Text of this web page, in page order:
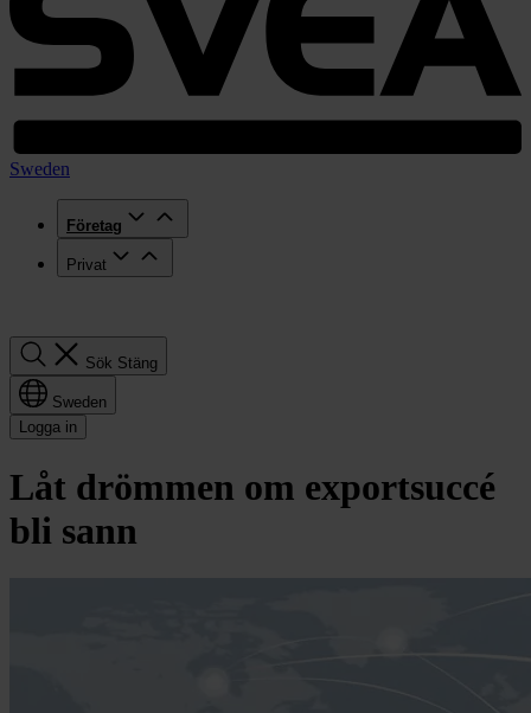
Sweden
Företag
Privat
Sök Stäng
Sweden
Logga in
Låt drömmen om exportsuccé
bli sann